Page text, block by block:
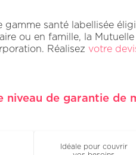
santé labellisée
ou en famille, la
Réalisez votre
niveau de garantie de
Idéale pour couvrir